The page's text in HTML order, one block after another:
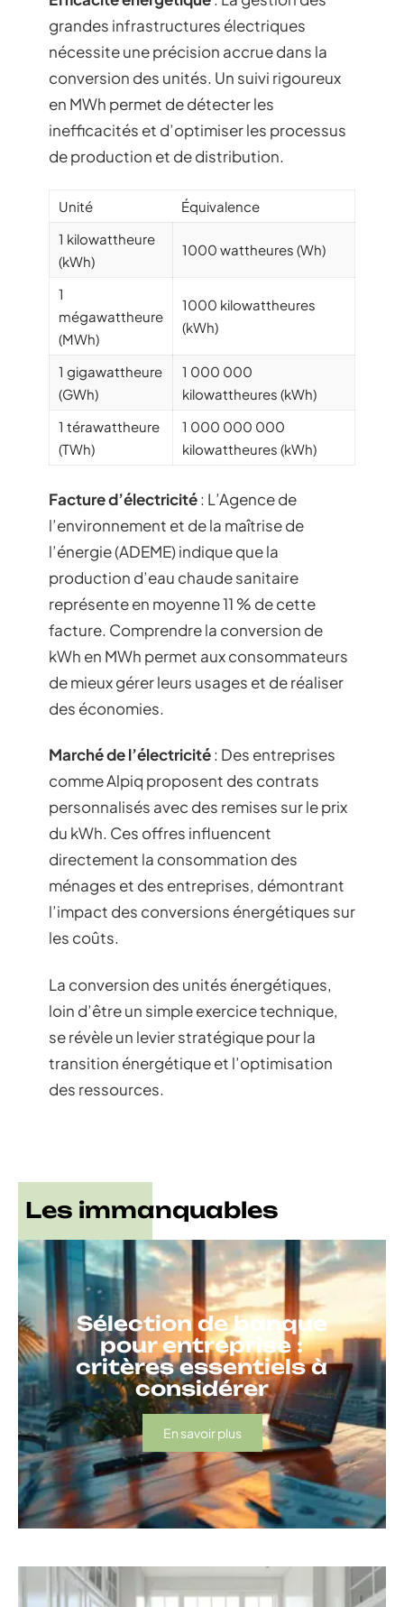
grandes infrastructures électriques
nécessite une précision accrue dans la
conversion des unités. Un suivi rigoureux
en MWh permet de détecter les
inefficacités et d’optimiser les processus
de production et de distribution.
Unité
Équivalence
1 kilowattheure
(kWh)
1000 wattheures (Wh)
1
mégawattheure
(MWh)
1000 kilowattheures
(kWh)
1 gigawattheure
(GWh)
1 000 000
kilowattheures (kWh)
1 térawattheure
(TWh)
1 000 000 000
kilowattheures (kWh)
Facture d’électricité: L’Agence de
l’environnement et de la maîtrise de
l’énergie (ADEME) indique que la
production d’eau chaude sanitaire
représente en moyenne 11 % de cette
facture. Comprendre la conversion de
kWh en MWh permet aux consommateurs
de mieux gérer leurs usages et de réaliser
des économies.
Marché de l’électricité: Des entreprises
comme Alpiq proposent des contrats
personnalisés avec des remises sur le prix
du kWh. Ces offres influencent
directement la consommation des
ménages et des entreprises, démontrant
l’impact des conversions énergétiques sur
les coûts.
La conversion des unités énergétiques,
loin d’être un simple exercice technique,
se révèle un levier stratégique pour la
transition énergétique et l’optimisation
des ressources.
Les immanquables
Sélection de banque
pour entreprise :
critères essentiels à
considérer
En savoir plus